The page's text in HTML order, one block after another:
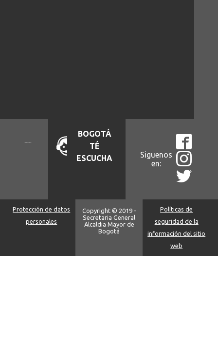
BOGOTÁ
TÉ
ESCUCHA
Siguenos
en:
Protección de datos
personales
Copyright © 2019 -
Secretaria General
Alcaldia Mayor de
Bogotá
Políticas de
seguridad de la
información del sitio
web